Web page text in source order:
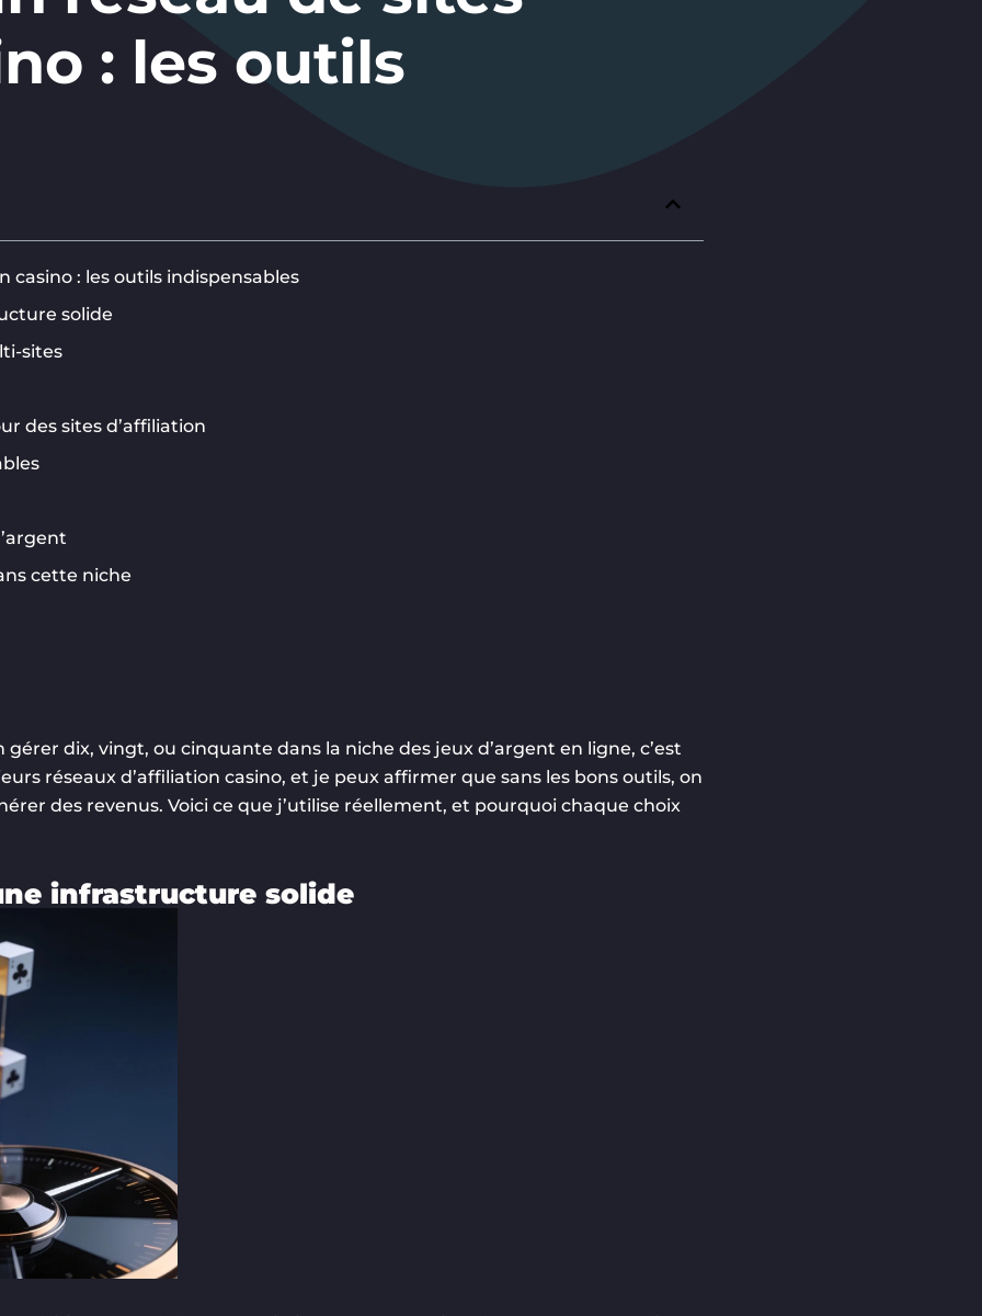
: les outils
casino : les outils indispensables
solide
sites
des sites d’affiliation
cette niche
dix, vingt, ou cinquante dans la niche des jeux d’argent en ligne, c’est
réseaux d’affiliation casino, et je peux affirmer que sans les bons outils, on
des revenus. Voici ce que j’utilise réellement, et pourquoi chaque choix
infrastructure solide